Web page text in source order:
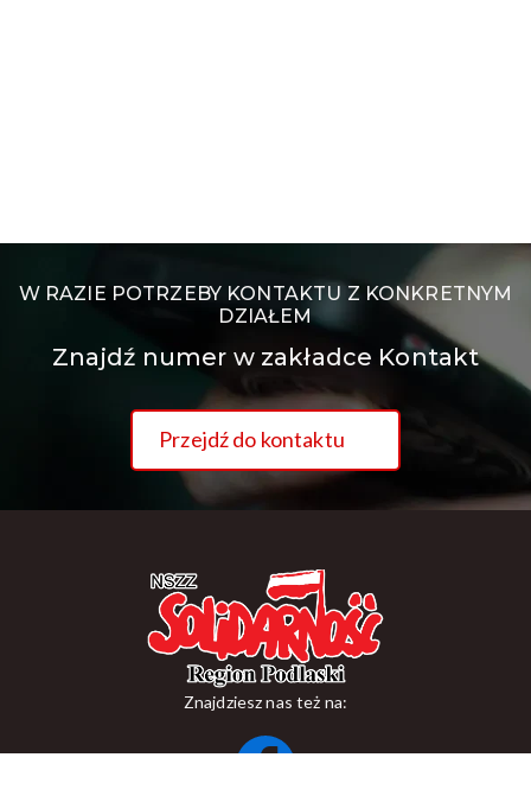
W RAZIE POTRZEBY KONTAKTU Z KONKRETNYM
DZIAŁEM
Znajdź numer w zakładce Kontakt
Przejdź do kontaktu
Znajdziesz nas też na: